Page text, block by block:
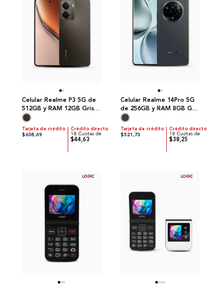
Celular Realme P3 5G de
512GB y RAM 12GB Gris |
Realme
Tarjeta de crédito
$608,69
Crédito directo
18 Cuotas de
$44,63
Celular Realme 14Pro 5G
de 256GB y RAM 8GB Gris
| Realme
Tarjeta de crédito
$521,73
Crédito directo
18 Cuotas de
$38,25